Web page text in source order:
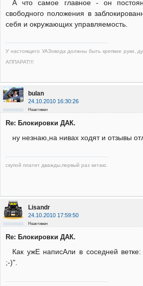
А что самое главное - он
свободного положения в
себя и окружающих управляемость.
У настоящего УАЗовода должны быть крепкие руки,
АППАРАТ!!!
bulan
24.10.2010 16:30:26
Неактивен
Re: Блокировки ДАК.
ну незнаю,на нивах ходят и отзывы
скупой платит дважды,первый раз китаю.
Lisandr
24.10.2010 17:59:50
Неактивен
Re: Блокировки ДАК.
Как ужЕ написАли в соседней
;-)".